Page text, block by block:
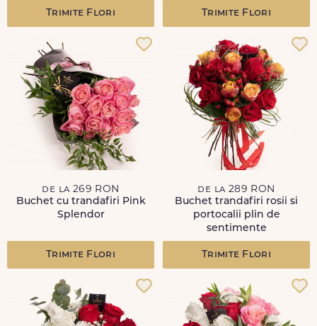
Trimite Flori Trimite Flori
de la 269 RON
Buchet cu trandafiri Pink
Splendor
Trimite Flori
de la 289 RON
Buchet trandafiri rosii si
portocalii plin de
sentimente
Trimite Flori